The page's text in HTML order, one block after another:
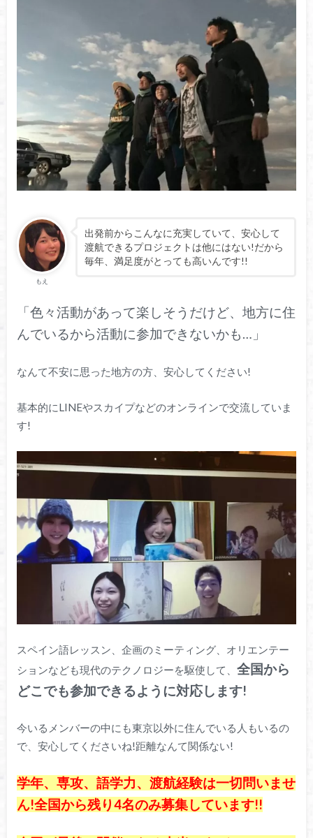
もえ
出発前からこんなに充実していて、安心して
渡航できるプロジェクトは他にはない!だから
毎年、満足度がとっても高いんです!!
「色々活動があって楽しそうだけど、地方に住
んでいるから活動に参加できないかも…」
なんて不安に思った地方の方、安心してください!
基本的にLINEやスカイプなどのオンラインで交流していま
す!
スペイン語レッスン、企画のミーティング、オリエンテー
ションなども現代のテクノロジーを駆使して、 全国から
どこでも参加できるように対応します!
今いるメンバーの中にも東京以外に住んでいる人もいるの
で、安心してくださいね!距離なんて関係ない!
学年、専攻、語学力、渡航経験は一切問いませ
ん!全国から残り4名のみ募集しています!!